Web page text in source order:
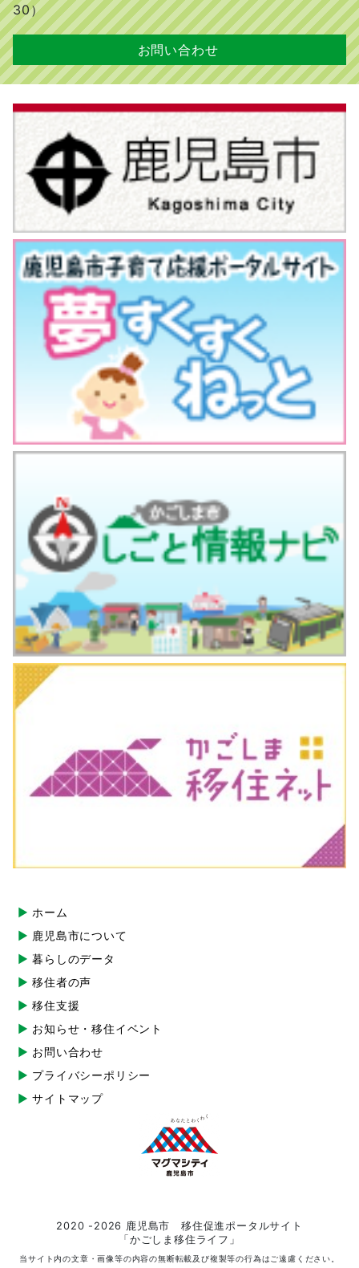
30）
お問い合わせ
ホーム
鹿児島市について
暮らしのデータ
移住者の声
移住支援
お知らせ・移住イベント
お問い合わせ
プライバシーポリシー
サイトマップ
2020 -2026 鹿児島市 移住促進ポータルサイト
「かごしま移住ライフ」
当サイト内の文章・画像等の内容の無断転載及び複製等の行為はご遠慮ください。